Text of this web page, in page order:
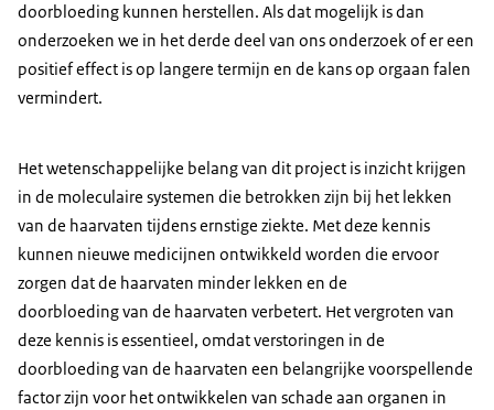
doorbloeding kunnen herstellen. Als dat mogelijk is dan
onderzoeken we in het derde deel van ons onderzoek of er een
positief effect is op langere termijn en de kans op orgaan falen
vermindert.
Het wetenschappelijke belang van dit project is inzicht krijgen
in de moleculaire systemen die betrokken zijn bij het lekken
van de haarvaten tijdens ernstige ziekte. Met deze kennis
kunnen nieuwe medicijnen ontwikkeld worden die ervoor
zorgen dat de haarvaten minder lekken en de
doorbloeding van de haarvaten verbetert. Het vergroten van
deze kennis is essentieel, omdat verstoringen in de
doorbloeding van de haarvaten een belangrijke voorspellende
factor zijn voor het ontwikkelen van schade aan organen in